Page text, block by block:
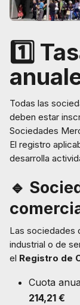
1️⃣
Todas las
deben estar
Sociedades
El registro
desarrolla
🔹
Las sociedades
industrial o de
el Registro de
Cuota
214,21 €